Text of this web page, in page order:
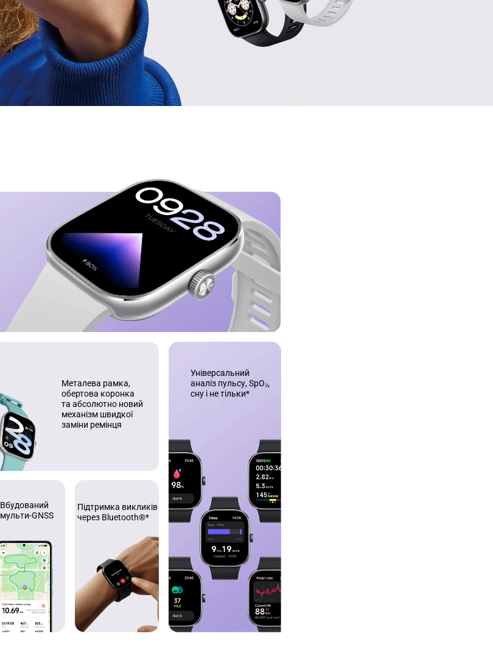
Металева рамка,
обертова коронка
та абсолютно новий
механізм швидкої
заміни ремінця
Вбудований
мульти-GNSS
Підтримка викликів
через Bluetooth®*
Універсальний
аналіз пульсу, SpO₂,
сну і не тільки*